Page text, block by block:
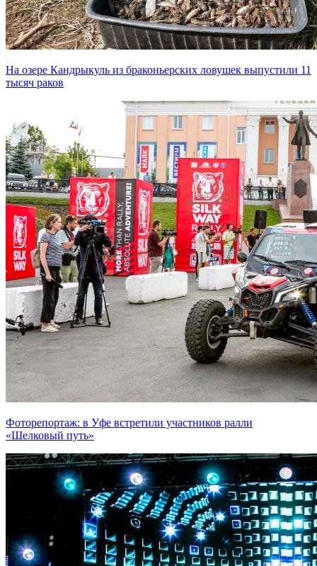
На озере Кандрыкуль из браконьерских ловушек выпустили 11
тысяч раков
Фоторепортаж: в Уфе встретили участников ралли
«Шелковый путь»